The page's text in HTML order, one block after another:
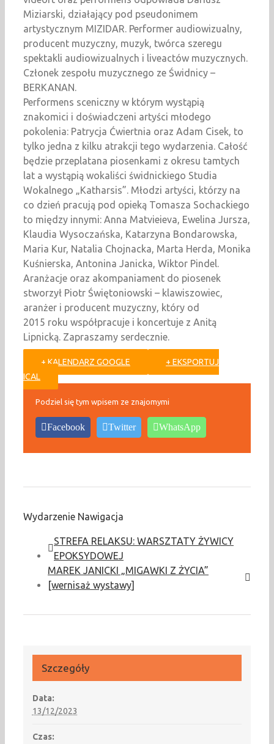
Miziarski, działający pod pseudonimem
artystycznym MIZIDAR. Performer audiowizualny,
producent muzyczny, muzyk, twórca szeregu
spektakli audiowizualnych i liveactów muzycznych.
Członek zespołu muzycznego ze Świdnicy –
BERKANAN.
Performens sceniczny w którym wystąpią
znakomici i doświadczeni artyści młodego
pokolenia: Patrycja Ćwiertnia oraz Adam Cisek, to
tylko jedna z kilku atrakcji tego wydarzenia. Całość
będzie przeplatana piosenkami z okresu tamtych
lat a wystąpią wokaliści świdnickiego Studia
Wokalnego „Katharsis”. Młodzi artyści, którzy na
co dzień pracują pod opieką Tomasza Sochackiego
to między innymi: Anna Matvieieva, Ewelina Jursza,
Klaudia Wysoczańska, Katarzyna Bondarowska,
Maria Kur, Natalia Chojnacka, Marta Herda, Monika
Kuśnierska, Antonina Janicka, Wiktor Pindel.
Aranżacje oraz akompaniament do piosenek
stworzył Piotr Świętoniowski – klawiszowiec,
aranżer i producent muzyczny, który od
2015 roku współpracuje i koncertuje z Anitą
Lipnicką. Zapraszamy serdecznie.
+ KALENDARZ GOOGLE
+ EKSPORTUJ
ICAL
Podziel się tym wpisem ze znajomymi
Facebook Twitter WhatsApp
Wydarzenie Nawigacja
STREFA RELAKSU: WARSZTATY ŻYWICY
EPOKSYDOWEJ
MAREK JANICKI „MIGAWKI Z ŻYCIA”
[wernisaż wystawy]
Szczegóły
Data:
13/12/2023
Czas: